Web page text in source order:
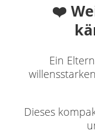
❤️
Ein
Dieses